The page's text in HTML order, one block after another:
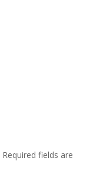
Required fields are